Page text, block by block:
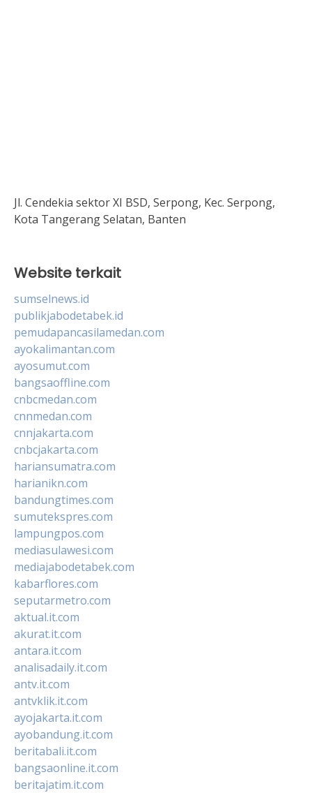
Jl. Cendekia sektor XI BSD, Serpong, Kec. Serpong,
Kota Tangerang Selatan, Banten
Website terkait
sumselnews.id
publikjabodetabek.id
pemudapancasilamedan.com
ayokalimantan.com
ayosumut.com
bangsaoffline.com
cnbcmedan.com
cnnmedan.com
cnnjakarta.com
cnbcjakarta.com
hariansumatra.com
harianikn.com
bandungtimes.com
sumutekspres.com
lampungpos.com
mediasulawesi.com
mediajabodetabek.com
kabarflores.com
seputarmetro.com
aktual.it.com
akurat.it.com
antara.it.com
analisadaily.it.com
antv.it.com
antvklik.it.com
ayojakarta.it.com
ayobandung.it.com
beritabali.it.com
bangsaonline.it.com
beritajatim.it.com